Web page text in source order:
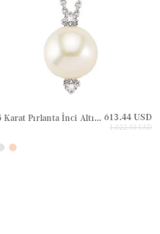
0.05 Karat Pırlanta İnci Altın Kolye 613.44 USD
1,022.40 USD